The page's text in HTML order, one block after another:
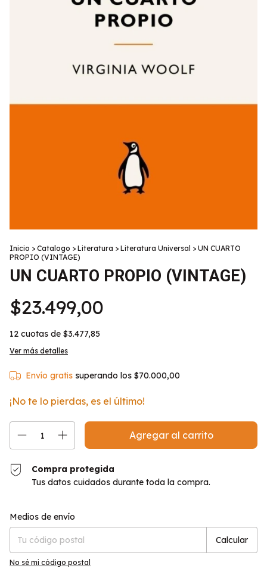
Inicio > Catalogo > Literatura > Literatura Universal > UN CUARTO
PROPIO (VINTAGE)
UN CUARTO PROPIO (VINTAGE)
$23.499,00
12 cuotas de $3.477,85
Ver más detalles
Envío gratis superando los $70.000,00
¡No te lo pierdas, es el último!
Compra protegida
Tus datos cuidados durante toda la compra.
Entregas para el CP:
Medios de envío
Calcular
No sé mi código postal